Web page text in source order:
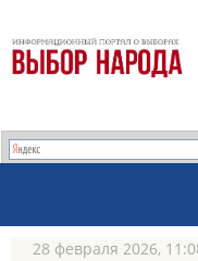
28 февраля 2026,